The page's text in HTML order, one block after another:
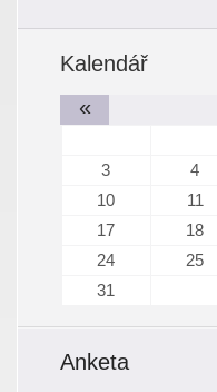
Kalendář
«
3 4
10
11
17
18
24
25
31
Anketa